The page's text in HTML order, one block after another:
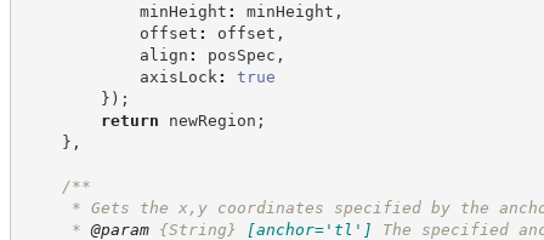
minHeight : minHeight ,
offset : offset ,
align : posSpec ,
axisLock :
true
} ) ;
return newRegion ;
} ,
/**
* Gets the x,y coordinates specified by the
* @param {String} [anchor='tl']
The specified